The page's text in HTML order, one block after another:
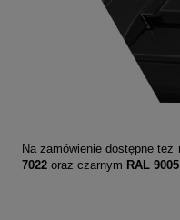
Na zamówienie dostępne
7022 oraz czarnym RAL 9005